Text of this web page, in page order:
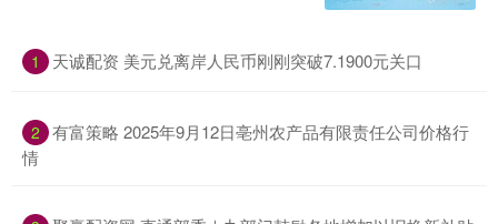
1 天诚配资 美元兑离岸人民币刚刚突破7.1900元关口
2 有富策略 2025年9月12日亳州农产品有限责任公司价格行
情